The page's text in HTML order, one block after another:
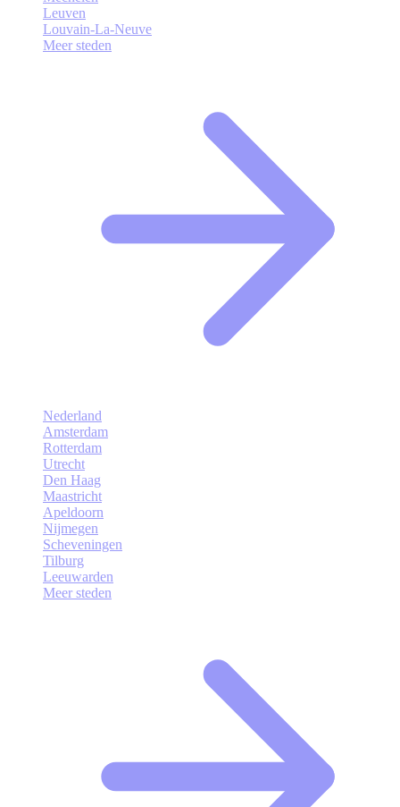
Leuven
Louvain-La-Neuve
Meer steden
Nederland
Amsterdam
Rotterdam
Utrecht
Den Haag
Maastricht
Apeldoorn
Nijmegen
Scheveningen
Tilburg
Leeuwarden
Meer steden